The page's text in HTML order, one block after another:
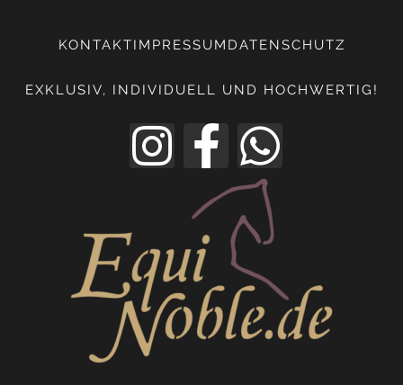
KONTAKT IMPRESSUM DATENSCHUTZ
EXKLUSIV, INDIVIDUELL UND HOCHWERTIG!